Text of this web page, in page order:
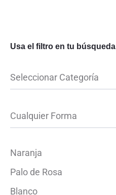
Usa el filtro en tu búsqueda
Naranja
Palo de Rosa
Blanco